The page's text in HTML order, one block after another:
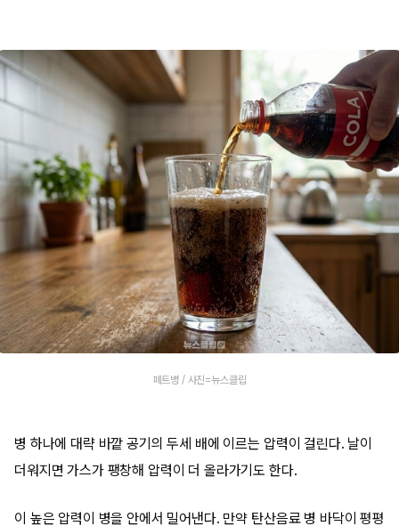
페트병 / 사진=뉴스클립
병 하나에 대략 바깥 공기의 두세 배에 이르는 압력이 걸린다. 날이
더워지면 가스가 팽창해 압력이 더 올라가기도 한다.
이 높은 압력이 병을 안에서 밀어낸다. 만약 탄산음료 병 바닥이 평평